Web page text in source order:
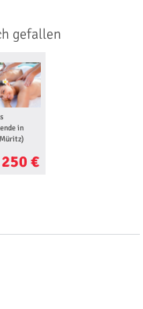
gefallen
in
€